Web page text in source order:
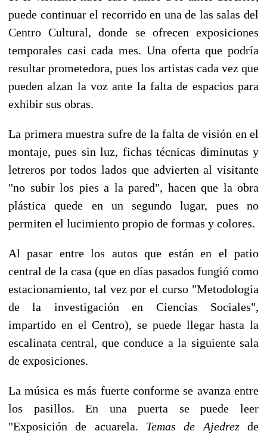
puede continuar el recorrido en una de las salas del
Centro Cultural, donde se ofrecen exposiciones
temporales casi cada mes. Una oferta que podría
resultar prometedora, pues los artistas cada vez que
pueden alzan la voz ante la falta de espacios para
exhibir sus obras.
La primera muestra sufre de la falta de visión en el
montaje, pues sin luz, fichas técnicas diminutas y
letreros por todos lados que advierten al visitante
"no subir los pies a la pared", hacen que la obra
plástica quede en un segundo lugar, pues no
permiten el lucimiento propio de formas y colores.
Al pasar entre los autos que están en el patio
central de la casa (que en días pasados fungió como
estacionamiento, tal vez por el curso "Metodología
de la investigación en Ciencias Sociales",
impartido en el Centro), se puede llegar hasta la
escalinata central, que conduce a la siguiente sala
de exposiciones.
La música es más fuerte conforme se avanza entre
los pasillos. En una puerta se puede leer
"Exposición de acuarela. Temas de Ajedrezde